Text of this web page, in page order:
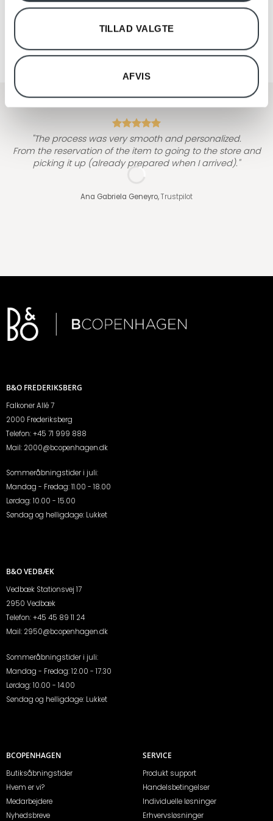
TILLAD VALGTE
AFVIS
Beoplay H9i RIMOWA udgave
med case i aluminium
Beoplay A9 MK3 vs. Beoplay
A9 MK4
"The process was very smooth and personalized.
From the reservation of the item to going to the store and
picking it up (already prepared when I arrived)."
Ana Gabriela Geneyro,Trustpilot
B&O FREDERIKSBERG
Falkoner Allé 7
2000 Frederiksberg
Telefon:+45 71 999 888
Mail: 2000@bcopenhagen.dk
Sommeråbningstider i juli:
Mandag - Fredag: 11.00 - 18.00
Lørdag: 10.00 - 15.00
Søndag og helligdage: Lukket
B&O VEDBÆK
Vedbæk Stationsvej 17
2950 Vedbæk
Telefon:+45 45 89 11 24
Mail: 2950@bcopenhagen.dk
Sommeråbningstider i juli:
Mandag - Fredag: 12.00 - 17.30
Lørdag: 10.00 - 14.00
Søndag og helligdage: Lukket
BCOPENHAGEN
Butiksåbningstider
Hvem er vi?
Medarbejdere
Nyhedsbreve
SERVICE
Produkt support
Handelsbetingelser
Individuelle løsninger
Erhvervsløsninger